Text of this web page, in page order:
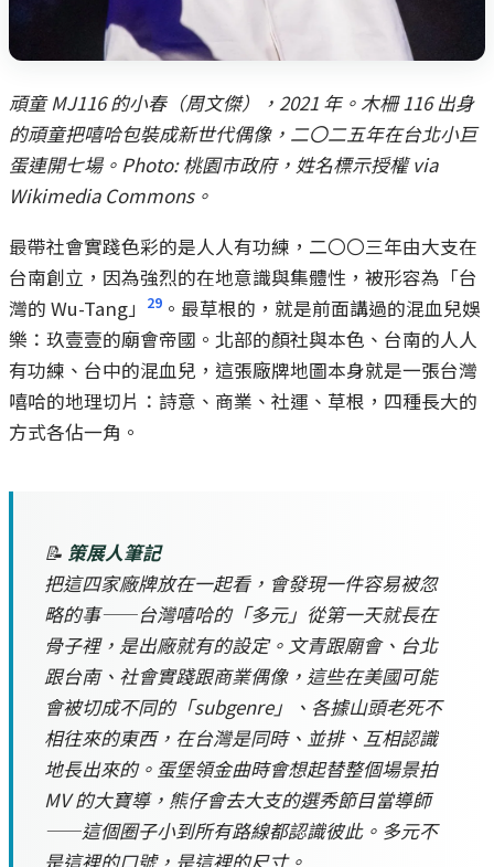
頑童 MJ116 的小春（周文傑），2021 年。木柵 116 出身
的頑童把嘻哈包裝成新世代偶像，二〇二五年在台北小巨
蛋連開七場。Photo: 桃園市政府，姓名標示授權 via
Wikimedia Commons。
最帶社會實踐色彩的是人人有功練，二〇〇三年由大支在
台南創立，因為強烈的在地意識與集體性，被形容為「台
灣的 Wu-Tang」
29 。最草根的，就是前面講過的混血兒娛
樂：玖壹壹的廟會帝國。北部的顏社與本色、台南的人人
有功練、台中的混血兒，這張廠牌地圖本身就是一張台灣
嘻哈的地理切片：詩意、商業、社運、草根，四種長大的
方式各佔一角。
📝 策展人筆記
把這四家廠牌放在一起看，會發現一件容易被忽
略的事——台灣嘻哈的「多元」從第一天就長在
骨子裡，是出廠就有的設定。文青跟廟會、台北
跟台南、社會實踐跟商業偶像，這些在美國可能
會被切成不同的「subgenre」、各據山頭老死不
相往來的東西，在台灣是同時、並排、互相認識
地長出來的。蛋堡領金曲時會想起替整個場景拍
MV 的大寶導，熊仔會去大支的選秀節目當導師
——這個圈子小到所有路線都認識彼此。多元不
是這裡的口號，是這裡的尺寸。